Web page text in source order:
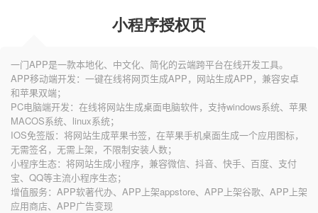
小程序授权页
一门APP是一款本地化、中文化、简化的云端跨平台在线开发工具。
APP移动端开发：一键在线将网页生成APP，网站生成APP，兼容安卓
和苹果双端；
PC电脑端开发：在线将网站生成桌面电脑软件，支持windows系统、苹果
MACOS系统、linux系统；
IOS免签版：将网站生成苹果书签，在苹果手机桌面生成一个应用图标，
无需签名，无需上架，不限制安装人数；
小程序生态：将网站生成小程序，兼容微信、抖音、快手、百度、支付
宝、QQ等主流小程序生态；
增值服务：APP软著代办、APP上架appstore、APP上架谷歌、APP上架
应用商店、APP广告变现